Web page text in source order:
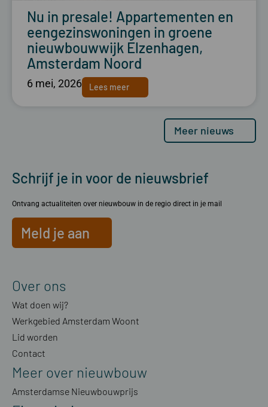
Nu in presale! Appartementen en
eengezinswoningen in groene
nieuwbouwwijk Elzenhagen,
Amsterdam Noord
6 mei, 2026 Lees meer
Meer nieuws
Schrijf je in voor de nieuwsbrief
Ontvang actualiteiten over nieuwbouw in de regio direct in je mail
Meld je aan
Over ons
Wat doen wij?
Werkgebied Amsterdam Woont
Lid worden
Contact
Meer over nieuwbouw
Amsterdamse Nieuwbouwprijs